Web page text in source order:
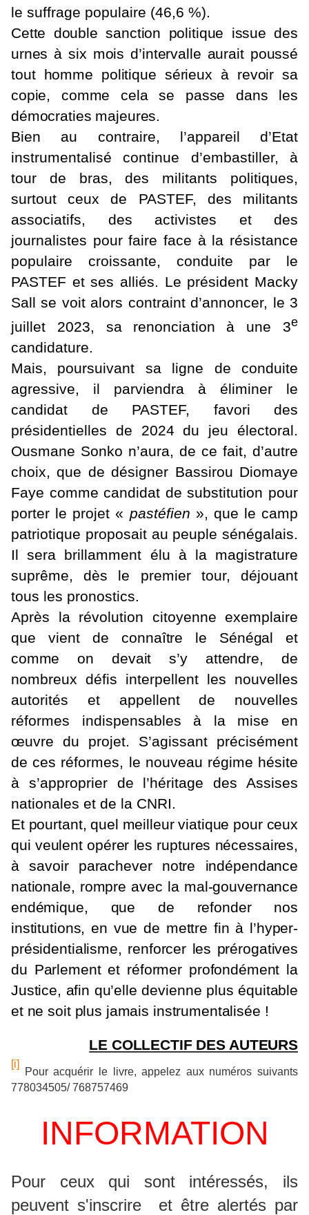
le suffrage populaire (46,6 %).
Cette double sanction politique issue des
urnes à six mois d’intervalle aurait poussé
tout homme politique sérieux à revoir sa
copie, comme cela se passe dans les
démocraties majeures.
Bien au contraire, l’appareil d’Etat
instrumentalisé continue d’embastiller, à
tour de bras, des militants politiques,
surtout ceux de PASTEF, des militants
associatifs, des activistes et des
journalistes pour faire face à la résistance
populaire croissante, conduite par le
PASTEF et ses alliés. Le président Macky
Sall se voit alors contraint d’annoncer, le 3
juillet 2023, sa renonciation à une 3e
candidature.
Mais, poursuivant sa ligne de conduite
agressive, il parviendra à éliminer le
candidat de PASTEF, favori des
présidentielles de 2024 du jeu électoral.
Ousmane Sonko n’aura, de ce fait, d’autre
choix, que de désigner Bassirou Diomaye
Faye comme candidat de substitution pour
porter le projet « pastéfien », que le camp
patriotique proposait au peuple sénégalais.
Il sera brillamment élu à la magistrature
suprême, dès le premier tour, déjouant
tous les pronostics.
Après la révolution citoyenne exemplaire
que vientde connaître le Sénégal et
comme on devait s’y attendre, de
nombreux défis interpellent les nouvelles
autorités et appellent de nouvelles
réformes indispensables à la mise en
œuvre du projet. S’agissant précisément
de ces réformes, le nouveau régime hésite
à s’approprier de l’héritage des Assises
nationales et de la CNRI.
Et pourtant, quel meilleur viatique pour ceux
qui veulent opérer les ruptures nécessaires,
à savoir parachever notre indépendance
nationale, rompre avec la mal-gouvernance
endémique, que de refonder nos
institutions, en vue de mettre fin à l’hyper-
présidentialisme, renforcer les prérogatives
du Parlement et réformer profondément la
Justice, afin qu’elle devienne plus équitable
et ne soit plus jamais instrumentalisée !
LE COLLECTIF DES AUTEURS
[i]
Pour acquérir le livre, appelez aux numéros suivants
778034505/ 768757469
INFORMATION
Pour ceux qui sont intéressés, ils
peuvent s'inscrire et être alertés par